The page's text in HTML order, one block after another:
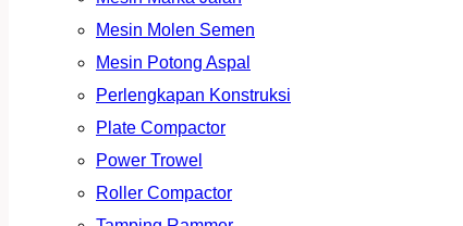
Mesin Molen Semen
Mesin Potong Aspal
Perlengkapan Konstruksi
Plate Compactor
Power Trowel
Roller Compactor